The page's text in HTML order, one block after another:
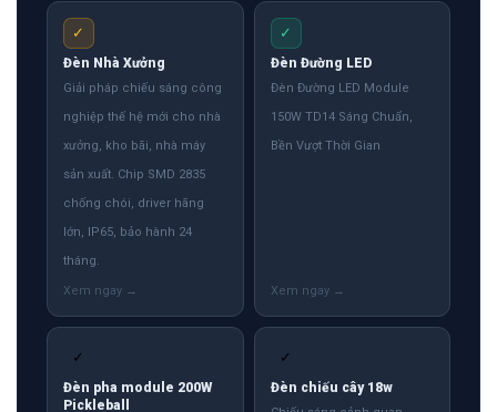
✓
Đèn Nhà Xưởng
Giải pháp chiếu sáng công
nghiệp thế hệ mới cho nhà
xưởng, kho bãi, nhà máy
sản xuất. Chip SMD 2835
chống chói, driver hãng
lớn, IP65, bảo hành 24
tháng.
✓
Đèn Đường LED
Đèn Đường LED Module
150W TD14 Sáng Chuẩn,
Bền Vượt Thời Gian
✓
Đèn pha module 200W
Pickleball
✓
Đèn chiếu cây 18w